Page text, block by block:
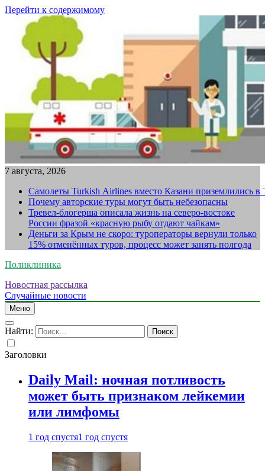
Перейти к содержимому
7 августа, 2026
Самолеты Turkish Airlines вместо Казани приземлились в
Почему авторские туры могут быть небезопасны
Тревел-блогерша описала жизнь на северо-востоке
России фразой «красную рыбу отдают чайкам»
Деньги за Крым не скоро: туроператоры вернули только
15% отменённых туров, процесс может занять полгода
Поликлиника
Новостная рассылка
Случайные новости
Меню
Найти:
Заголовки
Daily Mail: ночная потливость
может быть признаком лейкемии
или лимфомы
1 год спустя1 год спустя